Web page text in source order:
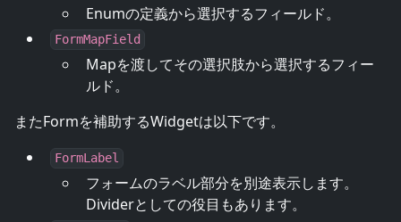
Enumの定義から選択するフィールド。
FormMapField
Mapを渡してその選択肢から選択するフィー
ルド。
またFormを補助するWidgetは以下です。
FormLabel
フォームのラベル部分を別途表示します。
Dividerとしての役目もあります。